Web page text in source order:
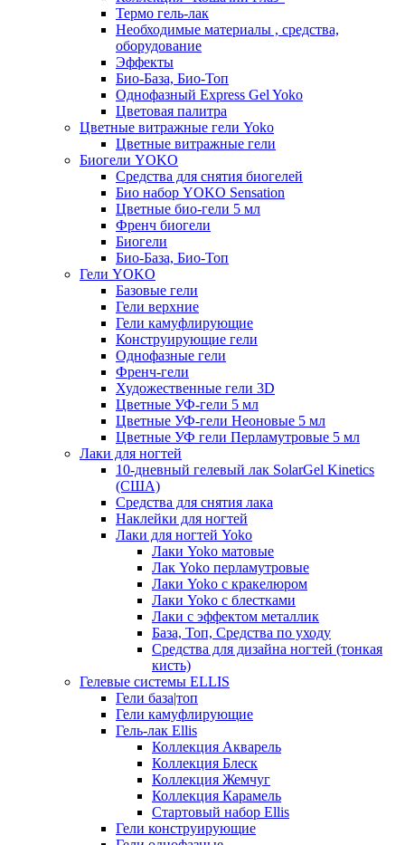
Термо гель-лак
Необходимые материалы , средства,
оборудование
Эффекты
Био-База, Био-Топ
Однофазный Express Gel Yoko
Цветовая палитра
Цветные витражные гели Yoko
Цветные витражные гели
Биогели YOKO
Средства для снятия биогелей
Био набор YOKO Sensation
Цветные био-гели 5 мл
Френч биогели
Биогели
Био-База, Био-Топ
Гели YOKO
Базовые гели
Гели верхние
Гели камуфлирующие
Конструирующие гели
Однофазные гели
Френч-гели
Художественные гели 3D
Цветные УФ-гели 5 мл
Цветные УФ-гели Неоновые 5 мл
Цветные УФ гели Перламутровые 5 мл
Лаки для ногтей
10-дневный гелевый лак SolarGel Kinetics
(США)
Средства для снятия лака
Наклейки для ногтей
Лаки для ногтей Yoko
Лаки Yoko матовые
Лак Yoko перламутровые
Лаки Yoko с кракелюром
Лаки Yoko с блестками
Лаки с эффектом металлик
База, Топ, Средства по уходу
Средства для дизайна ногтей (тонкая
кисть)
Гелевые системы ELLIS
Гели база|топ
Гели камуфлирующие
Гель-лак Ellis
Коллекция Акварель
Коллекция Блеск
Коллекция Жемчуг
Коллекция Карамель
Стартовый набор Ellis
Гели конструирующие